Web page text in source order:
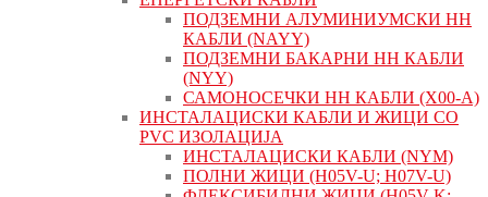
ПОДЗЕМНИ АЛУМИНИУМСКИ НН
КАБЛИ (NAYY)
ПОДЗЕМНИ БАКАРНИ НН КАБЛИ
(NYY)
САМОНОСЕЧКИ НН КАБЛИ (X00-A)
ИНСТАЛАЦИСКИ КАБЛИ И ЖИЦИ СО
PVC ИЗОЛАЦИЈА
ИНСТАЛАЦИСКИ КАБЛИ (NYM)
ПОЛНИ ЖИЦИ (H05V-U; H07V-U)